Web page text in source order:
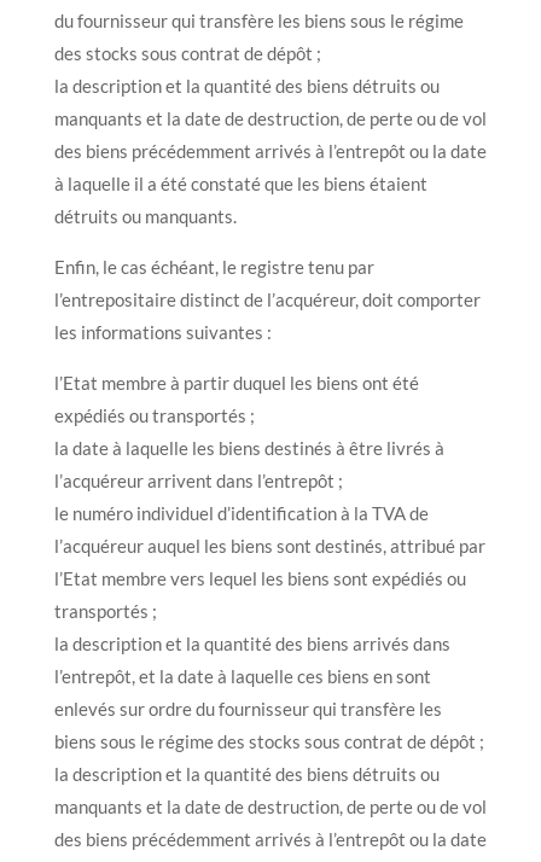
du fournisseur qui transfère les biens sous le régime
des stocks sous contrat de dépôt ;
la description et la quantité des biens détruits ou
manquants et la date de destruction, de perte ou de vol
des biens précédemment arrivés à l’entrepôt ou la date
à laquelle il a été constaté que les biens étaient
détruits ou manquants.
Enfin, le cas échéant, le registre tenu par
l’entrepositaire distinct de l’acquéreur, doit comporter
les informations suivantes :
l’Etat membre à partir duquel les biens ont été
expédiés ou transportés ;
la date à laquelle les biens destinés à être livrés à
l’acquéreur arrivent dans l’entrepôt ;
le numéro individuel d’identification à la TVA de
l’acquéreur auquel les biens sont destinés, attribué par
l’Etat membre vers lequel les biens sont expédiés ou
transportés ;
la description et la quantité des biens arrivés dans
l’entrepôt, et la date à laquelle ces biens en sont
enlevés sur ordre du fournisseur qui transfère les
biens sous le régime des stocks sous contrat de dépôt ;
la description et la quantité des biens détruits ou
manquants et la date de destruction, de perte ou de vol
des biens précédemment arrivés à l’entrepôt ou la date